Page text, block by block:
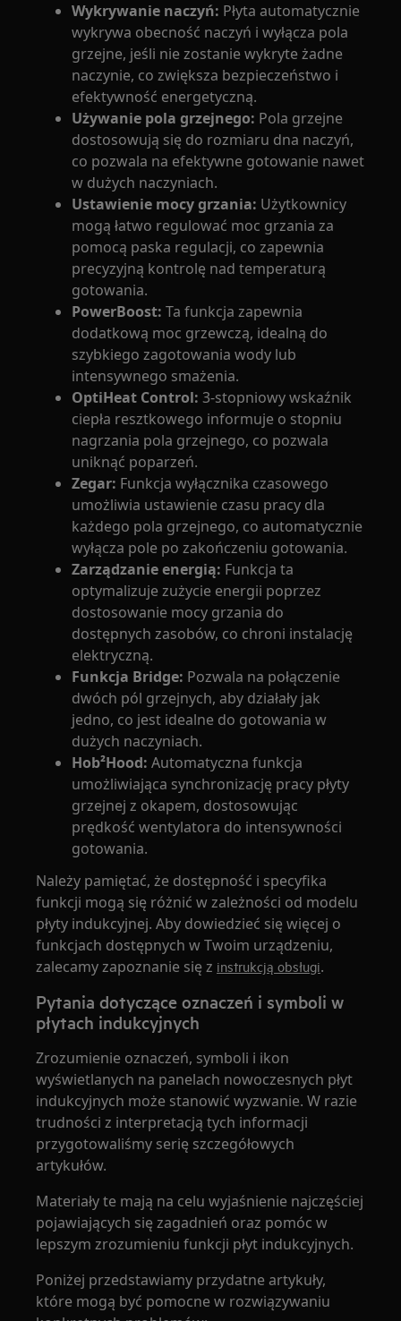
Wykrywanie naczyń: Płyta automatycznie
wykrywa obecność naczyń i wyłącza pola
grzejne, jeśli nie zostanie wykryte żadne
naczynie, co zwiększa bezpieczeństwo i
efektywność energetyczną.
Używanie pola grzejnego: Pola grzejne
dostosowują się do rozmiaru dna naczyń,
co pozwala na efektywne gotowanie nawet
w dużych naczyniach.
Ustawienie mocy grzania: Użytkownicy
mogą łatwo regulować moc grzania za
pomocą paska regulacji, co zapewnia
precyzyjną kontrolę nad temperaturą
gotowania.
PowerBoost: Ta funkcja zapewnia
dodatkową moc grzewczą, idealną do
szybkiego zagotowania wody lub
intensywnego smażenia.
OptiHeat Control: 3-stopniowy wskaźnik
ciepła resztkowego informuje o stopniu
nagrzania pola grzejnego, co pozwala
uniknąć poparzeń.
Zegar: Funkcja wyłącznika czasowego
umożliwia ustawienie czasu pracy dla
każdego pola grzejnego, co automatycznie
wyłącza pole po zakończeniu gotowania.
Zarządzanie energią: Funkcja ta
optymalizuje zużycie energii poprzez
dostosowanie mocy grzania do
dostępnych zasobów, co chroni instalację
elektryczną.
Funkcja Bridge: Pozwala na połączenie
dwóch pól grzejnych, aby działały jak
jedno, co jest idealne do gotowania w
dużych naczyniach.
Hob²Hood: Automatyczna funkcja
umożliwiająca synchronizację pracy płyty
grzejnej z okapem, dostosowując
prędkość wentylatora do intensywności
gotowania.
Należy pamiętać, że dostępność i specyfika
funkcji mogą się różnić w zależności od modelu
płyty indukcyjnej. Aby dowiedzieć się więcej o
funkcjach dostępnych w Twoim urządzeniu,
zalecamy zapoznanie się z instrukcją obsługi.
Pytania dotyczące oznaczeń i symboli w
płytach indukcyjnych
Zrozumienie oznaczeń, symboli i ikon
wyświetlanych na panelach nowoczesnych płyt
indukcyjnych może stanowić wyzwanie. W razie
trudności z interpretacją tych informacji
przygotowaliśmy serię szczegółowych
artykułów.
Materiały te mają na celu wyjaśnienie najczęściej
pojawiających się zagadnień oraz pomóc w
lepszym zrozumieniu funkcji płyt indukcyjnych.
Poniżej przedstawiamy przydatne artykuły,
które mogą być pomocne w rozwiązywaniu